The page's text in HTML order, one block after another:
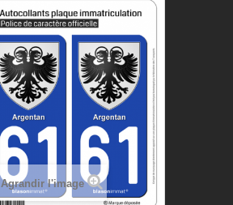
Agrandir l'image